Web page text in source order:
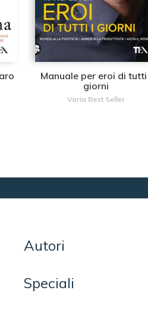
Manuale per eroi di tutti
giorni
Varia Best Seller
Autori
Speciali